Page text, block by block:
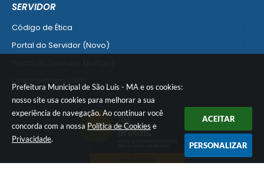
Prefeitura Municipal de São Luís - MA e os cookies:
nosso site usa cookies para melhorar a sua
experiência de navegação. Ao continuar você
concorda com a nossa Política de Cookies e
Privacidade.
ACEITAR
PERSONALIZAR
SERVIDOR
Código de Ética
Portal do Servidor (Novo)
SISCON
1doc Legado
Portal do Segurado